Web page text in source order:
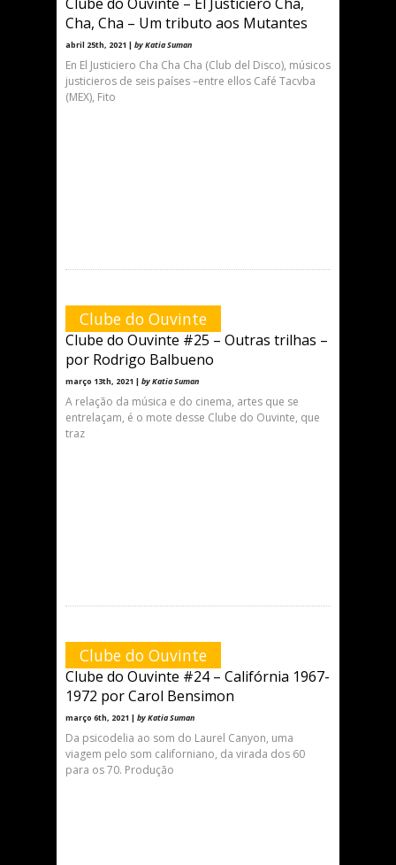
Cha, Cha – Um tributo aos Mutantes
abril 25th, 2021 | by Katia Suman
En El Justiciero Cha Cha Cha (Club del Disco), músicos
justicieros de seis países –entre ellos Café Tacvba
(MEX), Fito
Clube do Ouvinte
Clube do Ouvinte #25 – Outras trilhas –
por Rodrigo Balbueno
março 13th, 2021 | by Katia Suman
A relação da música e do cinema, artes que se
entrelaçam, é o mote desse Clube do Ouvinte, que
traz
Clube do Ouvinte
Clube do Ouvinte #24 – Califórnia 1967-
1972 por Carol Bensimon
março 6th, 2021 | by Katia Suman
Da psicodelia ao som do Laurel Canyon, uma
viagem pelo som californiano, da virada dos 60
para os 70. Produção